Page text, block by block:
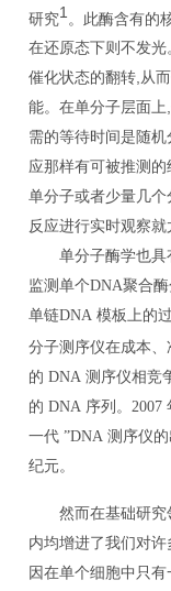
研究1 。此酶含有的
在还原态下则不发
催化状态的翻转,从
能。在单分子层面上,
需的等待时间是随机
应那样有可被推测
单分子或者少量几
反应进行实时观察就
单分子酶学也具
监测单个DNA聚合
单链DNA 模板上的
分子测序仪在成本
的 DNA 测序仪相竞
的 DNA 序列。 2007
一代 ”DNA 测序仪
纪元。
然而在基础研究
内均增进了我们对
因在单个细胞中只